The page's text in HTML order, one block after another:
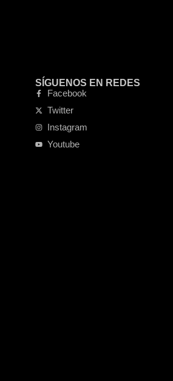
SÍGUENOS EN REDES
Facebook
Twitter
Instagram
Youtube